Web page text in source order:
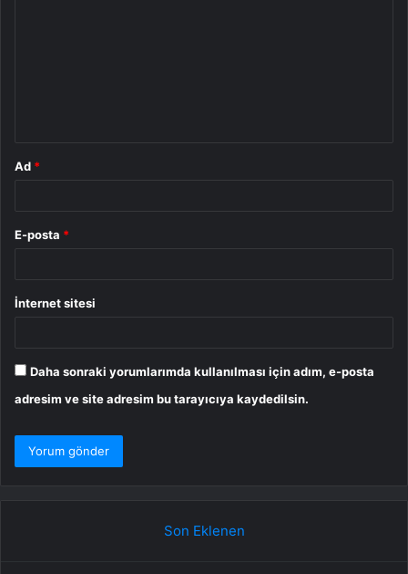
Ad *
E-posta *
İnternet sitesi
Daha sonraki yorumlarımda kullanılması için adım, e-posta
adresim ve site adresim bu tarayıcıya kaydedilsin.
Son Eklenen